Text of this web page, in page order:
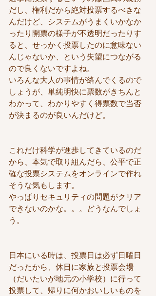
だし、権利だから絶対投票するべきな
んだけど、システムがうまくいかなか
ったり開票の様子が不透明だったりす
ると、せっかく投票したのに意味ない
んじゃないか、という失望につながる
ので良くないですよね。
いろんな大人の事情が絡んでくるので
しょうが、単純明快に票数がきちんと
わかって、わかりやすく得票数で当否
が決まるのが良いんだけど。
これだけ科学が進歩してきているのだ
から、本気で取り組んだら、公平で正
確な投票システムをオンラインで作れ
そうな気もします。
やっぱりセキュリティの問題がクリア
できないのかな。。。どうなんでしょ
う。
日本にいる時は、投票日は必ず日曜日
だったから、休日に家族と投票会場
（だいたいが地元の小学校）に行って
投票して、帰りに何かおいしいものを